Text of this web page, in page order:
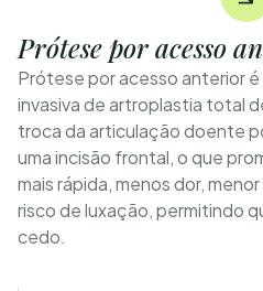
Prótese por acesso
Prótese por acesso anterior
invasiva de artroplastia total
troca da articulação doente
uma incisão frontal, o que
mais rápida, menos dor,
risco de luxação, permitindo
cedo.